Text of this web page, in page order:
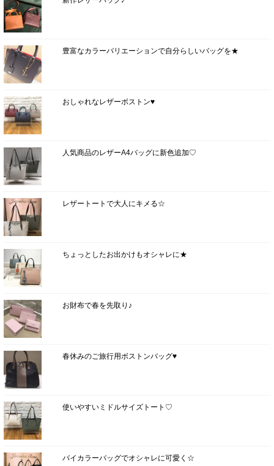
豊富なカラーバリエーションで自分らしいバッグを★
おしゃれなレザーボストン♥
人気商品のレザーA4バッグに新色追加♡
レザートートで大人にキメる☆
ちょっとしたお出かけもオシャレに★
お財布で春を先取り♪
春休みのご旅行用ボストンバッグ♥
使いやすいミドルサイズトート♡
バイカラーバッグでオシャレに可愛く☆